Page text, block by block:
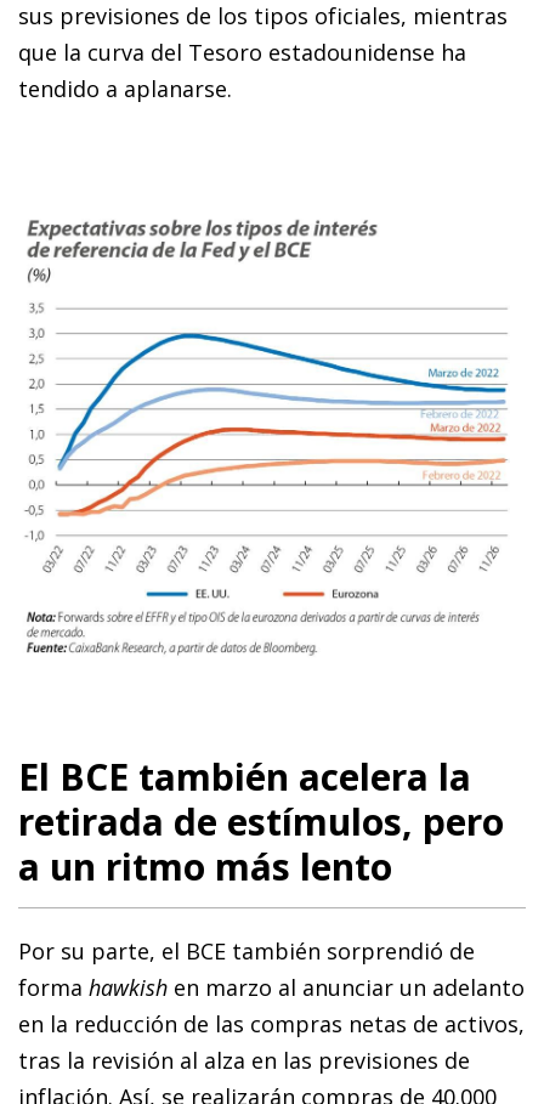
sus previsiones de los tipos oficiales, mientras
que la curva del Tesoro estadounidense ha
tendido a aplanarse.
El BCE también acelera la
retirada de estímulos, pero
a un ritmo más lento
Por su parte, el BCE también sorprendió de
forma hawkish en marzo al anunciar un adelanto
en la reducción de las compras netas de activos,
tras la revisión al alza en las previsiones de
inflación. Así, se realizarán compras de 40.000